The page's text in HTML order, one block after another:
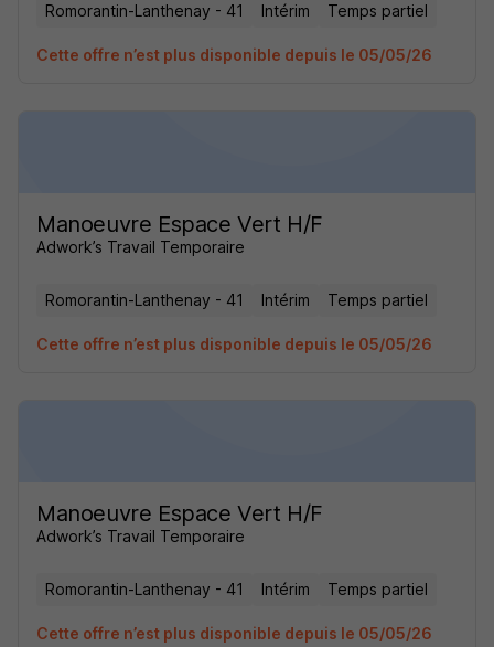
Romorantin-Lanthenay - 41 Intérim Temps partiel
Cette offre n’est plus disponible depuis le 05/05/26
Manoeuvre Espace Vert H/F
Adwork’s Travail Temporaire
Romorantin-Lanthenay - 41 Intérim Temps partiel
Cette offre n’est plus disponible depuis le 05/05/26
Manoeuvre Espace Vert H/F
Adwork’s Travail Temporaire
Romorantin-Lanthenay - 41 Intérim Temps partiel
Cette offre n’est plus disponible depuis le 05/05/26